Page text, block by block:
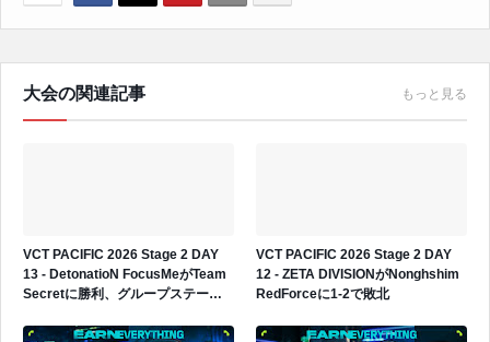
大会の関連記事 もっと見る
VCT PACIFIC 2026 Stage 2 DAY
13 - DetonatioN FocusMeがTeam
Secretに勝利、グループステージ3
VCT PACIFIC 2026 Stage 2 DAY
12 - ZETA DIVISIONがNonghshim
RedForceに1-2で敗北